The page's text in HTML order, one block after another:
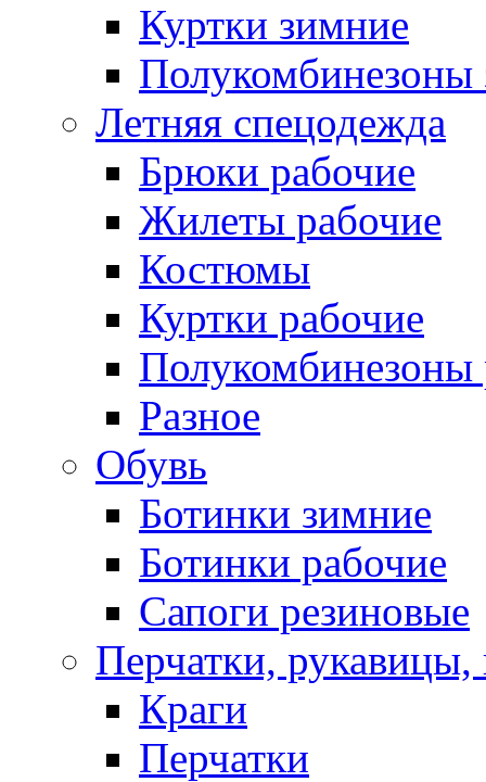
Куртки зимние
Полукомбинезоны
Летняя спецодежда
Брюки рабочие
Жилеты рабочие
Костюмы
Куртки рабочие
Полукомбинезоны
Разное
Обувь
Ботинки зимние
Ботинки рабочие
Сапоги резиновые
Перчатки, рукавицы,
Краги
Перчатки